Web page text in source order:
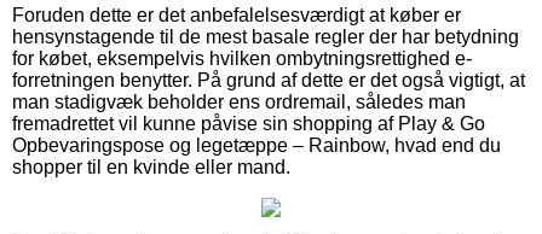
Foruden dette er det anbefalelsesværdigt at køber er
hensynstagende til de mest basale regler der har betydning
for købet, eksempelvis hvilken ombytningsrettighed e-
forretningen benytter. På grund af dette er det også vigtigt, at
man stadigvæk beholder ens ordremail, således man
fremadrettet vil kunne påvise sin shopping af Play & Go
Opbevaringspose og legetæppe – Rainbow, hvad end du
shopper til en kvinde eller mand.